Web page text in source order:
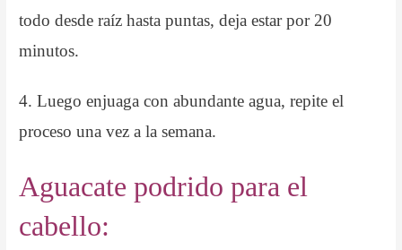
todo desde raíz hasta puntas, deja estar por 20
minutos.
4. Luego enjuaga con abundante agua, repite el
proceso una vez a la semana.
Aguacate podrido para el
cabello: